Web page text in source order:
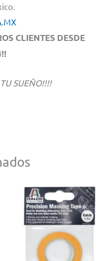
CLIENTES DESDE
SUEÑO!!!!